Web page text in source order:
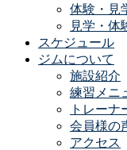
体験・見
見学・
スケジュール
ジムについて
施設紹介
練習メニ
トレーナ
会員様の
アクセス